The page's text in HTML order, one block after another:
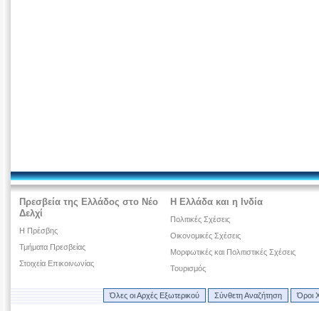
Πρεσβεία της Ελλάδος στο Νέο
Δελχί
Η Πρέσβης
Τμήματα Πρεσβείας
Στοιχεία Επικοινωνίας
Η Ελλάδα και η Ινδία
Πολιτικές Σχέσεις
Οικονομικές Σχέσεις
Μορφωτικές και Πολιτιστικές Σχέσεις
Τουρισμός
Όλες οι Αρχές Εξωτερικού Σύνθετη Αναζήτηση Όροι